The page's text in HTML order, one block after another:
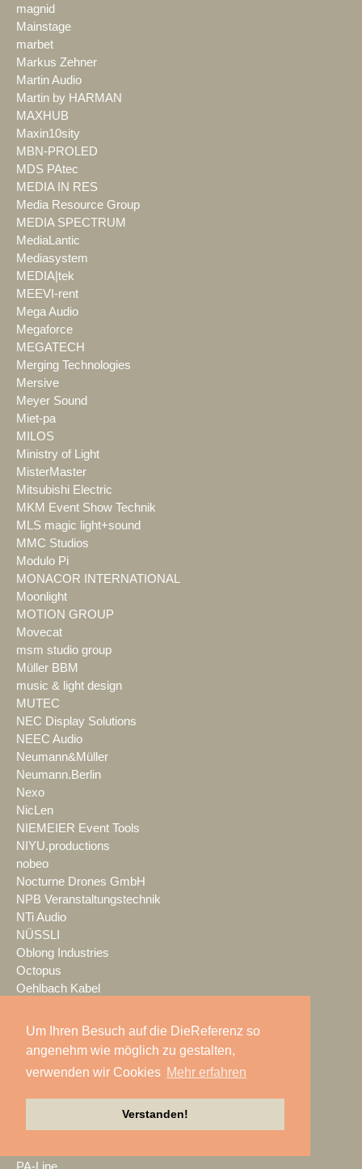
Um Ihren Besuch auf die DieReferenz so
angenehm wie möglich zu gestalten,
verwenden wir Cookies Mehr erfahren
Verstanden!
magnid
Mainstage
marbet
Markus Zehner
Martin Audio
Martin by HARMAN
MAXHUB
Maxin10sity
MBN-PROLED
MDS PAtec
MEDIA IN RES
Media Resource Group
MEDIA SPECTRUM
MediaLantic
Mediasystem
MEDIA|tek
MEEVI-rent
Mega Audio
Megaforce
MEGATECH
Merging Technologies
Mersive
Meyer Sound
Miet-pa
MILOS
Ministry of Light
MisterMaster
Mitsubishi Electric
MKM Event Show Technik
MLS magic light+sound
MMC Studios
Modulo Pi
MONACOR INTERNATIONAL
Moonlight
MOTION GROUP
Movecat
msm studio group
Müller BBM
music & light design
MUTEC
NEC Display Solutions
NEEC Audio
Neumann&Müller
Neumann.Berlin
Nexo
NicLen
NIEMEIER Event Tools
NIYU.productions
nobeo
Nocturne Drones GmbH
NPB Veranstaltungstechnik
NTi Audio
NÜSSLI
Oblong Industries
Octopus
Oehlbach Kabel
OKG-AV
Optimahl Catering
Optocore
Otto Events
PA-Line